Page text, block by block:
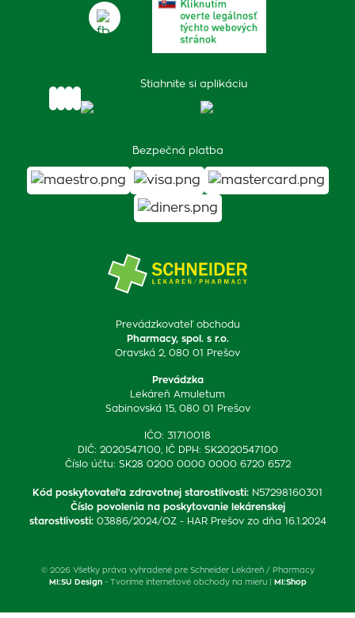
Prevádzkovateľ obchodu
Pharmacy, spol. s r.o.
Oravská 2, 080 01 Prešov
Prevádzka
Lekáreň Amuletum
Sabinovská 15, 080 01 Prešov
IČO: 31710018
DIČ: 2020547100, IČ DPH: SK2020547100
Číslo účtu: SK28 0200 0000 0000 6720 6572
Kód poskytovateľa zdravotnej starostlivosti: N57298160301
Číslo povolenia na poskytovanie lekárenskej
starostlivosti: 03886/2024/OZ - HAR Prešov zo dňa 16.1.2024
Stiahnite si aplikáciu
Bezpečná platba
© 2026 Všetky práva vyhradené pre Schneider Lekáreň / Pharmacy
MI:SU Design- Tvoríme internetové obchody na mieru | MI:Shop